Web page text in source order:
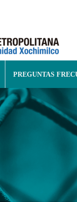
PREGUNTAS